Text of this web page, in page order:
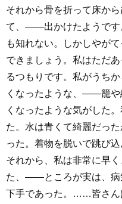
それから骨を折って床か
て、――出かけたようで
も知れない。しかしやが
できましょう。私はただ
るつもりです。私がうち
くなったような、――籠や
くなったような気がした
た。水は青くて綺麗だっ
った。着物を脱いで跳び
それから、私は非常に早
た、――ところが実は、病
下手であった。……皆さん